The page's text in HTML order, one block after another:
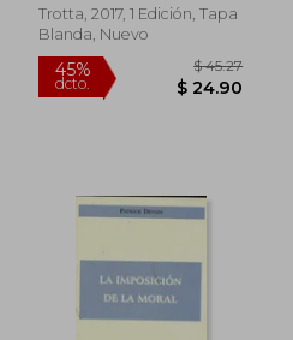
Crítico (Estructuras y
Procesos. Derecho)
Trotta, 2017, 1 Edición, Tapa
Blanda, Nuevo